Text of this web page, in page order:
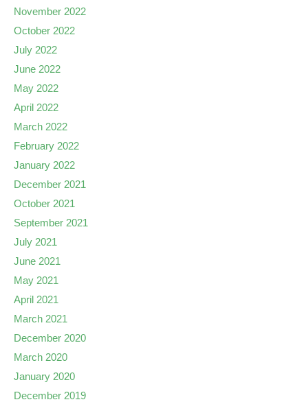
November 2022
October 2022
July 2022
June 2022
May 2022
April 2022
March 2022
February 2022
January 2022
December 2021
October 2021
September 2021
July 2021
June 2021
May 2021
April 2021
March 2021
December 2020
March 2020
January 2020
December 2019